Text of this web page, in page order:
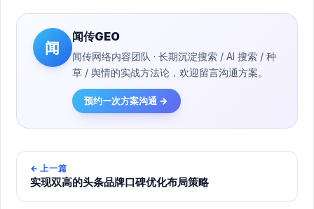
闻
闻传GEO
闻传网络内容团队 · 长期沉淀搜索 / AI 搜索 / 种
草 / 舆情的实战方法论，欢迎留言沟通方案。
预约一次方案沟通 →
← 上一篇
实现双高的头条品牌口碑优化布局策略